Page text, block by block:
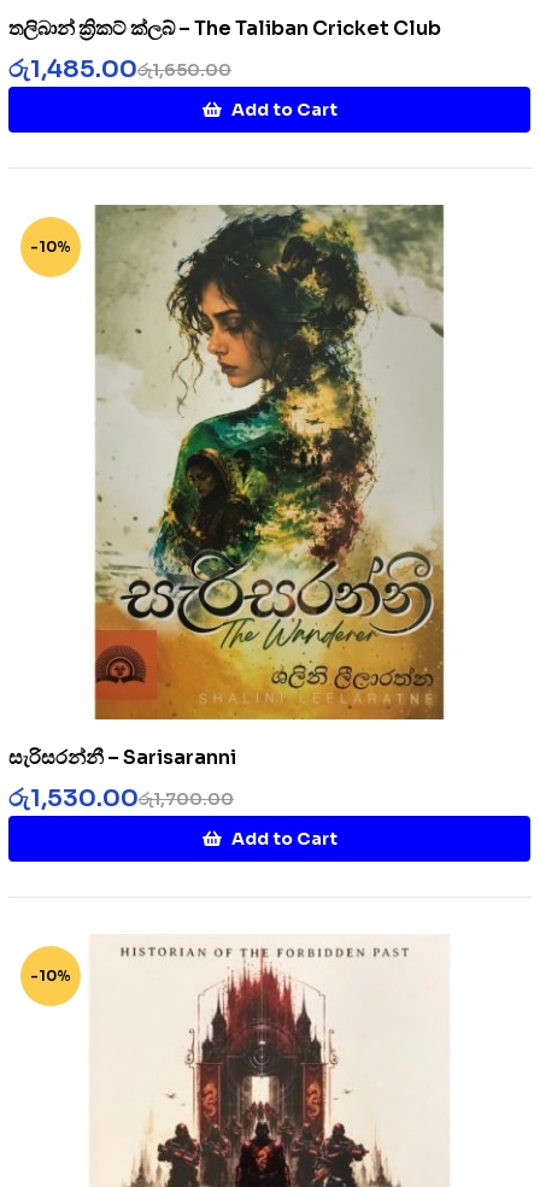
තලිබාන් ක්‍රිකට් ක්ලබ් – The Taliban Cricket Club
රු1,650.00
රු1,485.00
Add to Cart
-10%
සැරිසරන්නී – Sarisaranni
රු1,700.00
රු1,530.00
Add to Cart
-10%